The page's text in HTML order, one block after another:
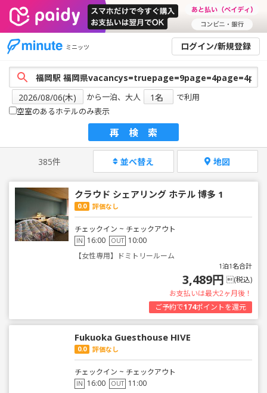
ミニッツ ログイン/新規登録
から一泊、大人
で利用
空室のあるホテルのみ表示
再検索
385件 並べ替え 地図
クラウド シェアリング ホテル 博多 1
0.0 評価なし
チェックイン ~ チェックアウト
IN 16:00 OUT 10:00
【女性専用】ドミトリールーム
1泊1名合計
3,489円 (税込)
お支払いは最大2ヶ月後！
ご予約で174ポイントを還元
Fukuoka Guesthouse HIVE
0.0 評価なし
チェックイン ~ チェックアウト
IN 16:00 OUT 11:00